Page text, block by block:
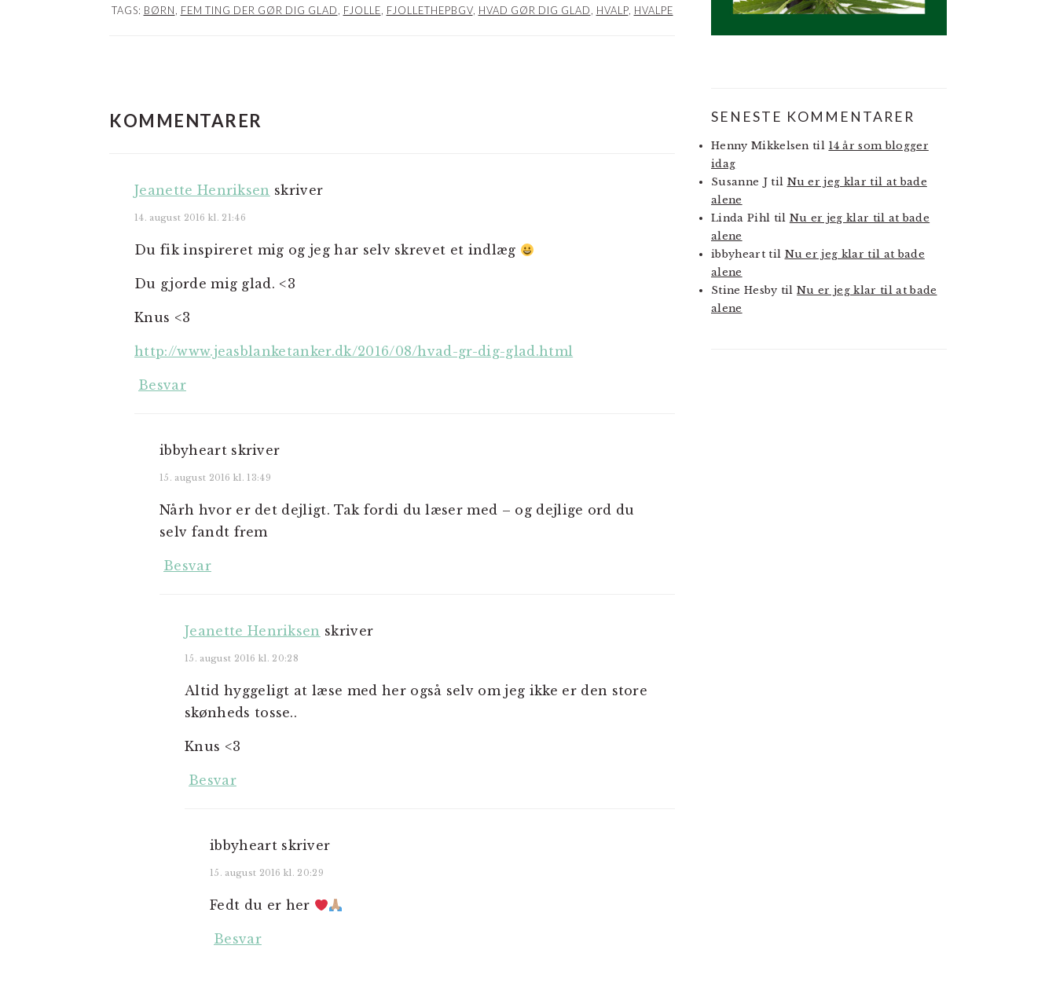
TAGS: BØRN FEM TING DER GØR DIG GLAD FJOLLE FJOLLETHEPBGV, HVAD GØR DIG GLAD HVALP, HVALPE
KOMMENTARER
Jeanette Henriksen skriver
14. august 2016 kl. 21:46
Du fik inspireret mig og jeg har selv skrevet et indlæg
Du gjorde mig glad. <3
Knus <3
http://www.jeasblanketanker.dk/2016/08/hvad-gr-dig-glad.html
Besvar
ibbyheart skriver
15. august 2016 kl. 13:49
Nårh hvor er det dejligt. Tak fordi du læser med – og dejlige ord du
selv fandt frem
Besvar
Jeanette Henriksen skriver
15. august 2016 kl. 20:28
Altid hyggeligt at læse med her også selv om jeg ikke er den store
skønheds tosse..
Knus <3
Besvar
ibbyheart skriver
15. august 2016 kl. 20:29
Fedt du er her
Besvar
SENESTE KOMMENTARER
Henny Mikkelsen til 14 år som blogger
idag
Susanne Jtil Nu er jeg klar til at bade
alene
Linda Pihl til Nu er jeg klar til at bade
alene
ibbyhearttil Nu er jeg klar til at bade
alene
Stine Hesby tilNu er jeg klar til at bade
alene